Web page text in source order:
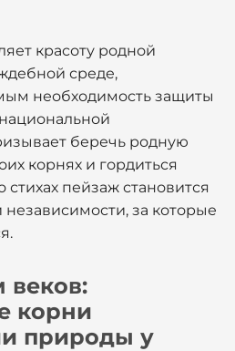
красоту родной
среде,
необходимость защиты
беречь родную
корнях и гордиться
пейзаж становится
за которые
корни
природы у